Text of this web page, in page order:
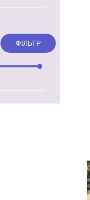
ФІЛЬТР